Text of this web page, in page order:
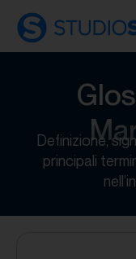
Definizione,
principali